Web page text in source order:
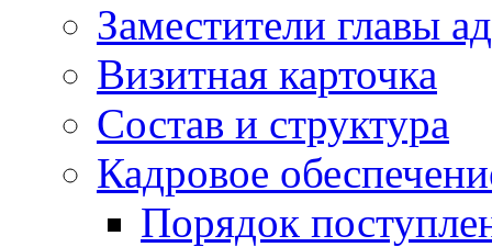
Заместители главы
Визитная карточка
Состав и структура
Кадровое
Порядок